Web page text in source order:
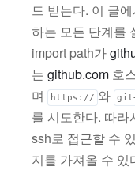
드 받는다. 이 글
하는 모든 단계를
import path가
는 github.com 호
며
https:// 와
를 시도한다. 따라
ssh로 접근할 수
지를 가져올 수 있